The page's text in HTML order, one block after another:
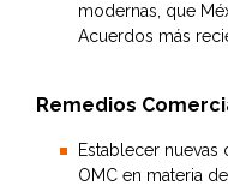
modernas, que
Acuerdos más
Remedios
Establecer
OMC en materia